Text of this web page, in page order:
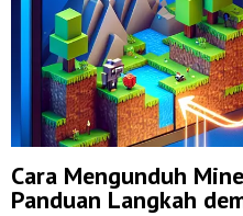
Cara Mengunduh
Panduan Langkah